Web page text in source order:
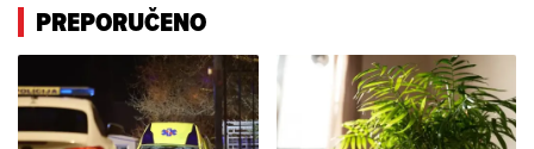
PREPORUČENO